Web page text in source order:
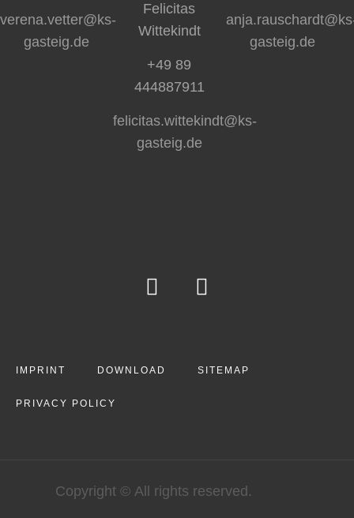
verena.vetter@ks-
gasteig.de
Felicitas
Wittekindt
+49 89
444887911
felicitas.wittekindt@ks-
gasteig.de
gasteig.de
IMPRINT DOWNLOAD SITEMAP
PRIVACY POLICY
Copyright © All rights reserved.